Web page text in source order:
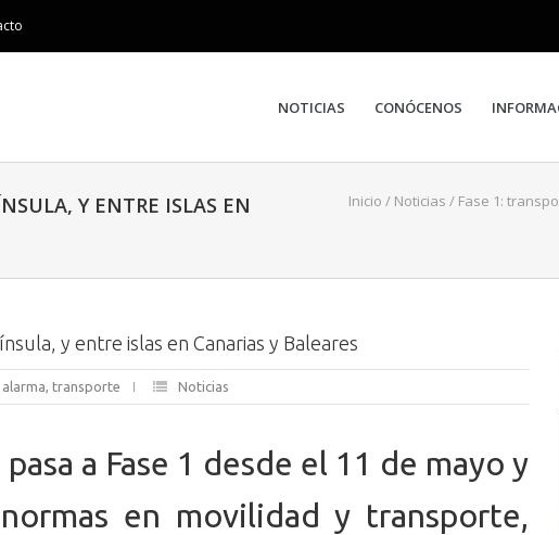
NOTICIAS CONÓCENOS
Y ENTRE ISLAS EN
Inicio / Noticias / Fase 1:
y entre islas en Canarias y Baleares
, transporte Noticias
a Fase 1 desde el 11 de mayo y
en movilidad y transporte,